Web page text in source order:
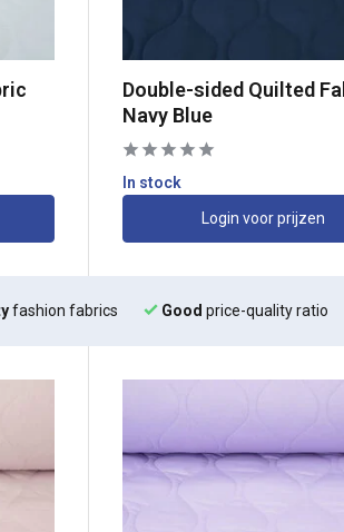
Double-sided Quilted
Navy Blue
In stock
Login voor prijzen
fashion fabrics Good price-quality ratio